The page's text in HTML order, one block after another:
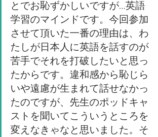
とでお恥ずかしいですが…英語
学習のマインドです。今回参加
させて頂いた一番の理由は、わ
たしが日本人に英語を話すのが
苦手でそれを打破したいと思っ
たからです。違和感から恥じら
いや遠慮が生まれて話せなかっ
たのですが、先生のポッドキャ
ストを聞いてこういうところを
変えなきゃなと思いました。そ